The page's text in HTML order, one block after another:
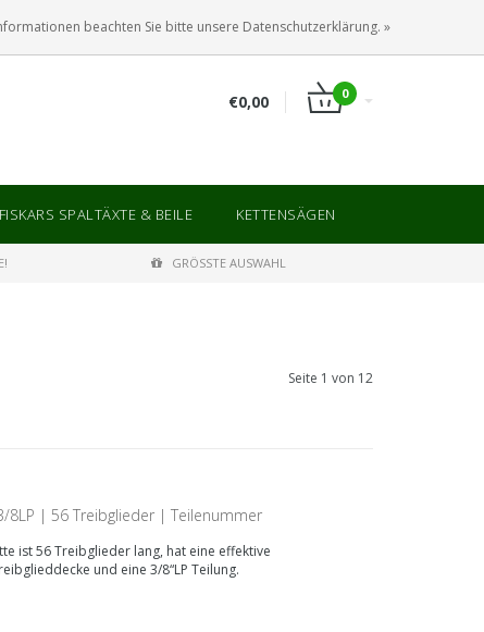
ANMELDEN KUNDENKONTO ANLEGEN
€0,00 0
FISKARS SPALTÄXTE & BEILE KETTENSÄGEN
GRÖSSTE AUSWAHL
Seite 1 von 12
| 56 Treibglieder | Teilenummer
ist 56 Treibglieder lang, hat eine effektive
und eine 3/8“LP Teilung.
beachten Sie bitte unsere Datenschutzerklärung. »